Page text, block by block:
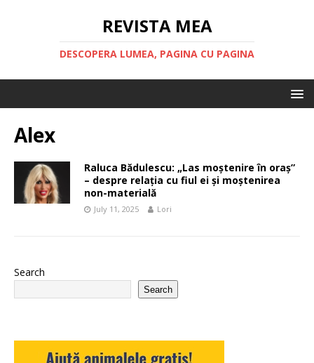
REVISTA MEA
DESCOPERA LUMEA, PAGINA CU PAGINA
Alex
Raluca Bădulescu: „Las moștenire în oraș”
– despre relația cu fiul ei și moștenirea
non-materială
July 11, 2025 Lori
Search
Search